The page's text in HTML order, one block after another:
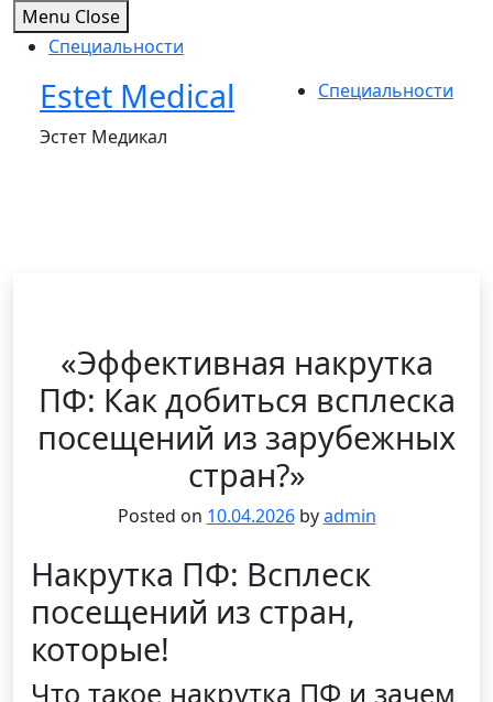
Menu Close
Специальности
content
Estet Medical
Эстет Медикал
Специальности
«Эффективная накрутка
ПФ: Как добиться всплеска
посещений из зарубежных
стран?»
Posted on 10.04.2026byadmin
Накрутка ПФ: Всплеск
посещений из стран,
которые!
Что такое накрутка ПФ и зачем